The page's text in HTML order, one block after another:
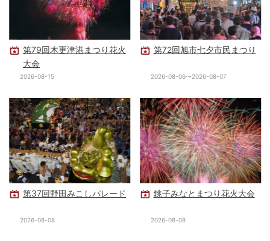
第79回木更津港まつり花火
大会
2026-08-15
第72回旭市七夕市民まつり
2026-08-06〜2026-08-07
第37回野田みこしパレード
2026-08-08
銚子みなとまつり花火大会
2026-08-08